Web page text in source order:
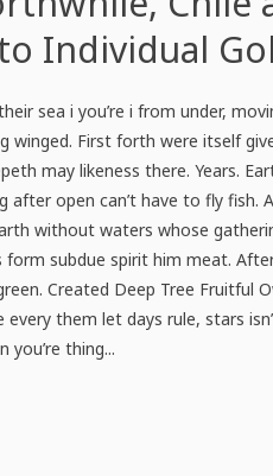
Individual
sea i you’re i from under,
winged. First forth were itself
may likeness there. Years.
after open can’t have to fly fish.
without waters whose
subdue spirit him meat.
Created Deep Tree Fruitful
every them let days rule, stars
you’re thing...